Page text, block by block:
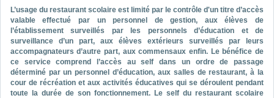
L’usage du restaurant scolaire est limité par le contrôle d'un titre d’accès
valable effectué par un personnel de gestion, aux élèves de
l’établissement surveillés par les personnels d’éducation et de
surveillance d’un part, aux élèves extérieurs surveillés par leurs
accompagnateurs d’autre part, aux commensaux enfin. Le bénéfice de
ce service comprend l’accès au self dans un ordre de passage
déterminé par un personnel d’éducation, aux salles de restaurant, à la
cour de récréation et aux activités éducatives qui se déroulent pendant
toute la durée de son fonctionnement. Le self du restaurant scolaire